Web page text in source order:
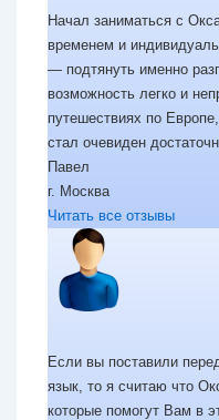
Начал заниматься с
временем и
— подтянуть именно
возможность легко и
путешествиях по
стал очевиден
Павел
г. Москва
Читать все отзывы
Если вы поставили
язык, то я считаю что
которые помогут Вам в